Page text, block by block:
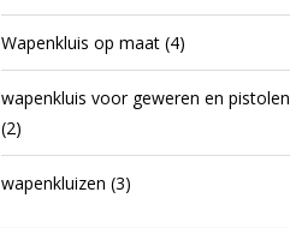
Wapenkluis op maat (4)
wapenkluis voor geweren en pistolen
(2)
wapenkluizen (3)